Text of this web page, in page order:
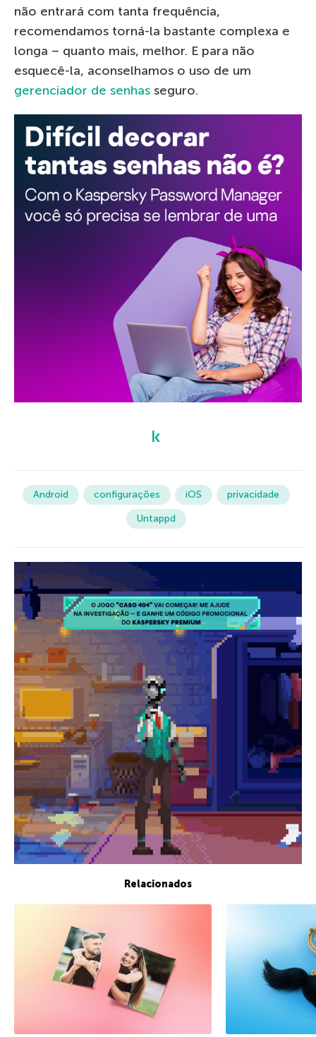
não entrará com tanta frequência,
recomendamos torná-la bastante complexa e
longa – quanto mais, melhor. E para não
esquecê-la, aconselhamos o uso de um
gerenciador de senhas seguro.
Android configurações iOS
privacidade
Untappd
Relacionados